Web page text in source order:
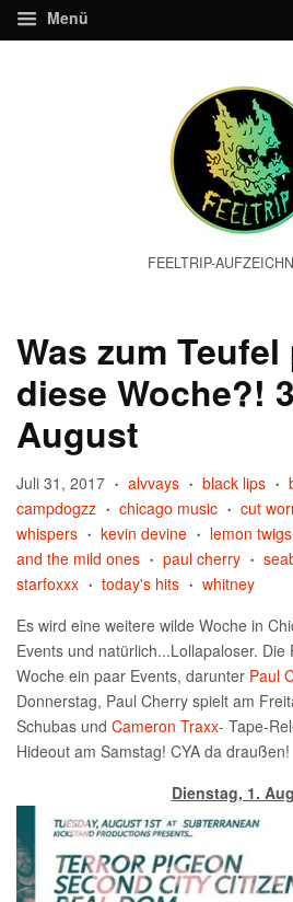
Menü
FEELTRIP-
Was zum
diese Woche?!
August
Juli 31, 2017 • alvvays • black lips •
campdogzz • chicago music • cut
whispers
• kevin devine • lemon twigs
and the mild ones
• paul cherry •
starfoxxx • today's hits •
whitney
Es wird eine weitere wilde Woche in
Events und natürlich...Lollapaloser.
Woche ein paar Events, darunter Paul
Donnerstag, Paul Cherry spielt am
Schubas und Cameron Traxx- Tape-
Hideout am Samstag! CYA da draußen!
Dienstag, 1.